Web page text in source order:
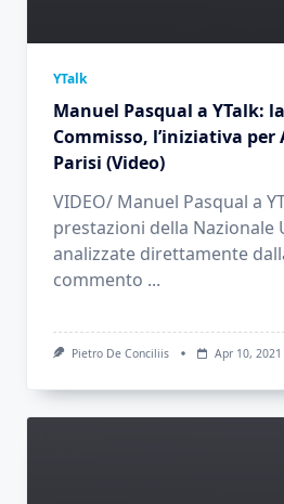
YTalk
Manuel Pasqual a YTalk:
Commisso, l’iniziativa
Parisi (Video)
VIDEO/ Manuel Pasqual a
prestazioni della Nazionale
analizzate direttamente
commento ...
Pietro De Conciliis Apr 10, 2021